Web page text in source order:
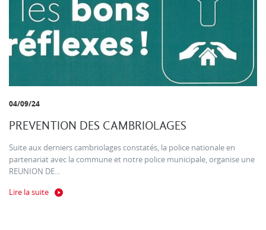
04/09/24
PREVENTION DES CAMBRIOLAGES
Suite aux derniers cambriolages constatés, la police nationale en
partenariat avec la commune et notre police municipale, organise une
REUNION DE...
Lire la suite